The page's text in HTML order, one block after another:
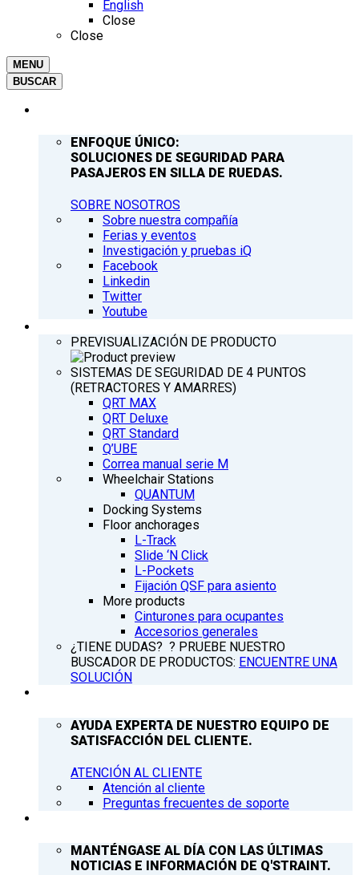
English
Close
Close
MENU
BUSCAR
ENFOQUE ÚNICO:
SOLUCIONES DE SEGURIDAD PARA
PASAJEROS EN SILLA DE RUEDAS.
SOBRE NOSOTROS
Sobre nuestra compañía
Ferias y eventos
Investigación y pruebas iQ
Facebook
Linkedin
Twitter
Youtube
PREVISUALIZACIÓN DE PRODUCTO
SISTEMAS DE SEGURIDAD DE 4 PUNTOS
(RETRACTORES Y AMARRES)
QRT MAX
QRT Deluxe
QRT Standard
Q’UBE
Correa manual serie M
Wheelchair Stations
QUANTUM
Docking Systems
Floor anchorages
L-Track
Slide ‘N Click
L-Pockets
Fijación QSF para asiento
More products
Cinturones para ocupantes
Accesorios generales
¿TIENE DUDAS? ? PRUEBE NUESTRO
BUSCADOR DE PRODUCTOS: ENCUENTRE UNA
SOLUCIÓN
AYUDA EXPERTA DE NUESTRO EQUIPO DE
SATISFACCIÓN DEL CLIENTE.
ATENCIÓN AL CLIENTE
Atención al cliente
Preguntas frecuentes de soporte
MANTÉNGASE AL DÍA CON LAS ÚLTIMAS
NOTICIAS E INFORMACIÓN DE Q'STRAINT.